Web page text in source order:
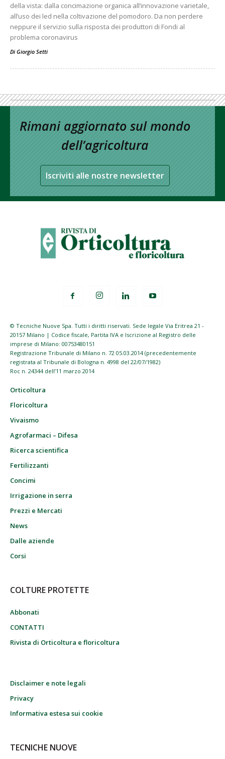
della vista: dalla concimazione organica all’innovazione varietale,
all’uso dei led nella coltivazione del pomodoro. Da non perdere
neppure il servizio sulla risposta dei produttori di Fondi al
problema coronavirus
Di Giorgio Setti
Rimani aggiornato sul mondo
dell’agricoltura
Iscriviti alle nostre newsletter
© Tecniche Nuove Spa. Tutti i diritti riservati. Sede legale Via Eritrea 21 -
20157 Milano | Codice fiscale, Partita IVA e Iscrizione al Registro delle
imprese di Milano: 00753480151
Registrazione Tribunale di Milano n. 72 05.03.2014 (precedentemente
registrata al Tribunale di Bologna n. 4998 del 22/07/1982)
Roc n. 24344 dell’11 marzo 2014
Orticoltura
Floricoltura
Vivaismo
Agrofarmaci – Difesa
Ricerca scientifica
Fertilizzanti
Concimi
Irrigazione in serra
Prezzi e Mercati
News
Dalle aziende
Corsi
COLTURE PROTETTE
Abbonati
CONTATTI
Rivista di Orticoltura e floricoltura
Disclaimer e note legali
Privacy
Informativa estesa sui cookie
TECNICHE NUOVE